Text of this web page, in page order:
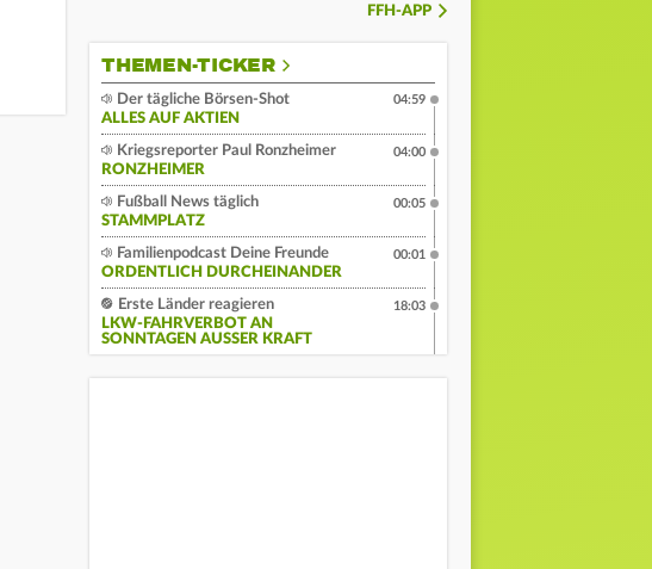
FFH-APP
THEMEN-TICKER
Der tägliche Börsen-Shot
ALLES AUF AKTIEN
04:59
Kriegsreporter Paul Ronzheimer
RONZHEIMER
04:00
Fußball News täglich
STAMMPLATZ
00:05
Familienpodcast Deine Freunde
ORDENTLICH DURCHEINANDER
00:01
Erste Länder reagieren
LKW-FAHRVERBOT AN
SONNTAGEN AUSSER KRAFT
18:03